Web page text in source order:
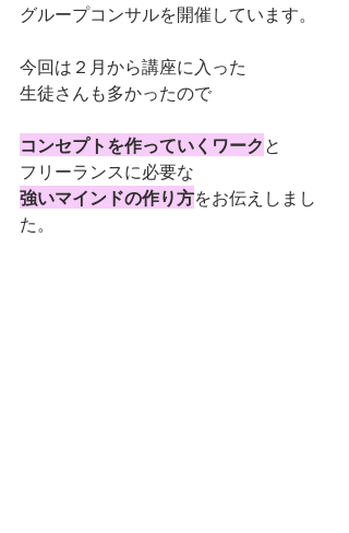
グループコンサルを開催しています。
今回は２月から講座に入った
生徒さんも多かったので
コンセプトを作っていくワークと
フリーランスに必要な
強いマインドの作り方をお伝えしまし
た。